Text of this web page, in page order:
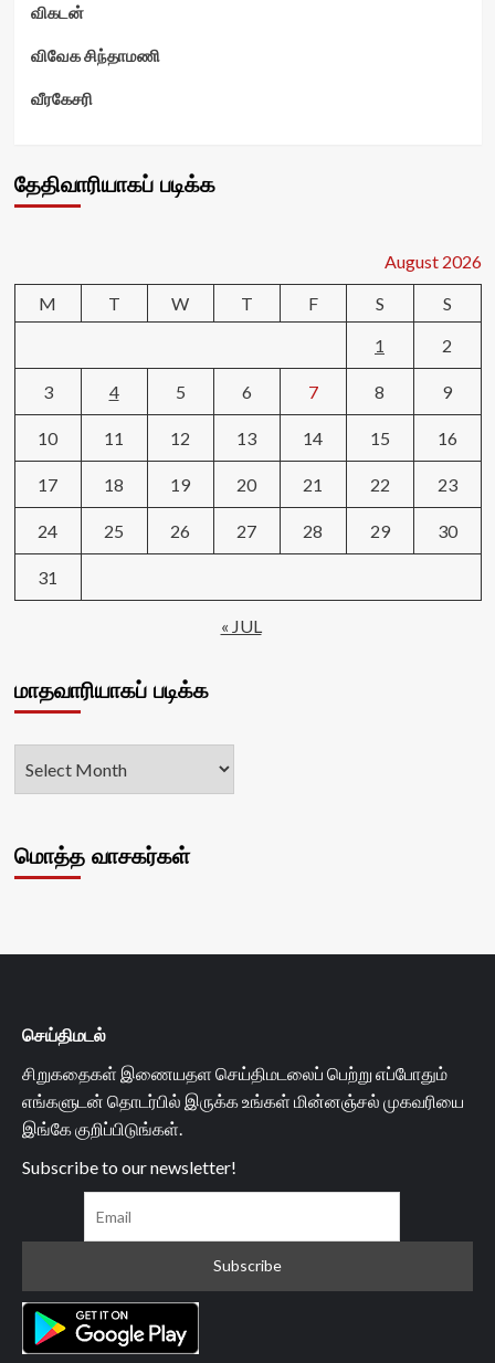
விகடன்
விவேக சிந்தாமணி
வீரகேசரி
தேதிவாரியாகப் படிக்க
August 2026
M
T W T F S
S
1
2
3 4 5 6 7 8 9
10 11 12 13 14 15 16
17 18 19 20 21 22 23
24 25 26 27 28 29 30
31
« JUL
மாதவாரியாகப் படிக்க
மொத்த வாசகர்கள்
செய்திமடல்
சிறுகதைகள் இணையதள செய்திமடலைப் பெற்று எப்போதும்
எங்களுடன் தொடர்பில் இருக்க உங்கள் மின்னஞ்சல் முகவரியை
இங்கே குறிப்பிடுங்கள்.
Subscribe to our newsletter!